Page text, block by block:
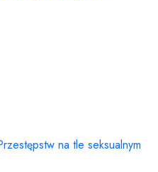
na tle seksualnym